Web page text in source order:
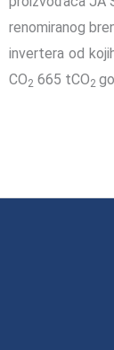
renomiranog
invertera od
CO2 665 tCO2